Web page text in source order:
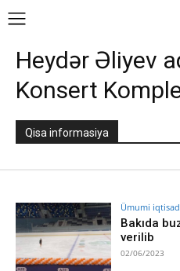
Heydər Əliyev
Konsert
Qisa informasiya
Ümumi
Bakıda
verilib
02/06/2023